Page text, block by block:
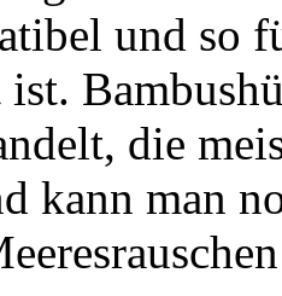
und so
ist.
die
kann man